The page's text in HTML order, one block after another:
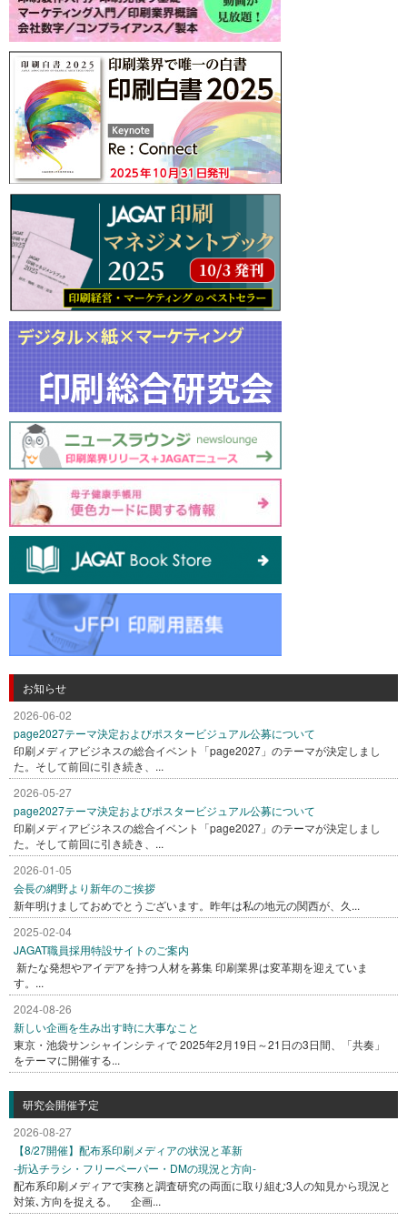
お知らせ
2026-06-02
page2027テーマ決定およびポスタービジュアル公募について
印刷メディアビジネスの総合イベント「page2027」のテーマが決定しまし
た。そして前回に引き続き、...
2026-05-27
page2027テーマ決定およびポスタービジュアル公募について
印刷メディアビジネスの総合イベント「page2027」のテーマが決定しまし
た。そして前回に引き続き、...
2026-01-05
会長の網野より新年のご挨拶
新年明けましておめでとうございます。昨年は私の地元の関西が、久...
2025-02-04
JAGAT職員採用特設サイトのご案内
新たな発想やアイデアを持つ人材を募集 印刷業界は変革期を迎えていま
す。...
2024-08-26
新しい企画を生み出す時に大事なこと
東京・池袋サンシャインシティで 2025年2月19日～21日の3日間、「共奏」
をテーマに開催する...
研究会開催予定
2026-08-27
【8/27開催】配布系印刷メディアの状況と革新
-折込チラシ・フリーペーパー・DMの現況と方向-
配布系印刷メディアで実務と調査研究の両面に取り組む3人の知見から現況と
対策､方向を捉える。 企画...